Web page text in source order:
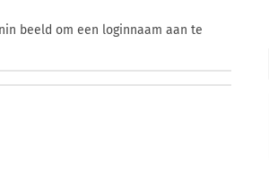
beeld om een loginnaam aan te